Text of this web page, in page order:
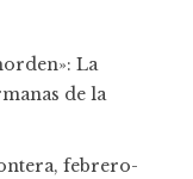
La
de la
febrero-